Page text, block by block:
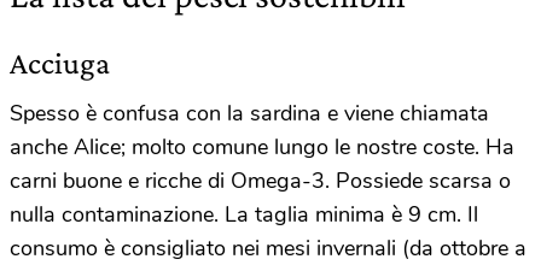
Acciuga
Spesso è confusa con la sardina e viene chiamata
anche Alice; molto comune lungo le nostre coste. Ha
carni buone e ricche di Omega-3. Possiede scarsa o
nulla contaminazione. La taglia minima è 9 cm. Il
consumo è consigliato nei mesi invernali (da ottobre a